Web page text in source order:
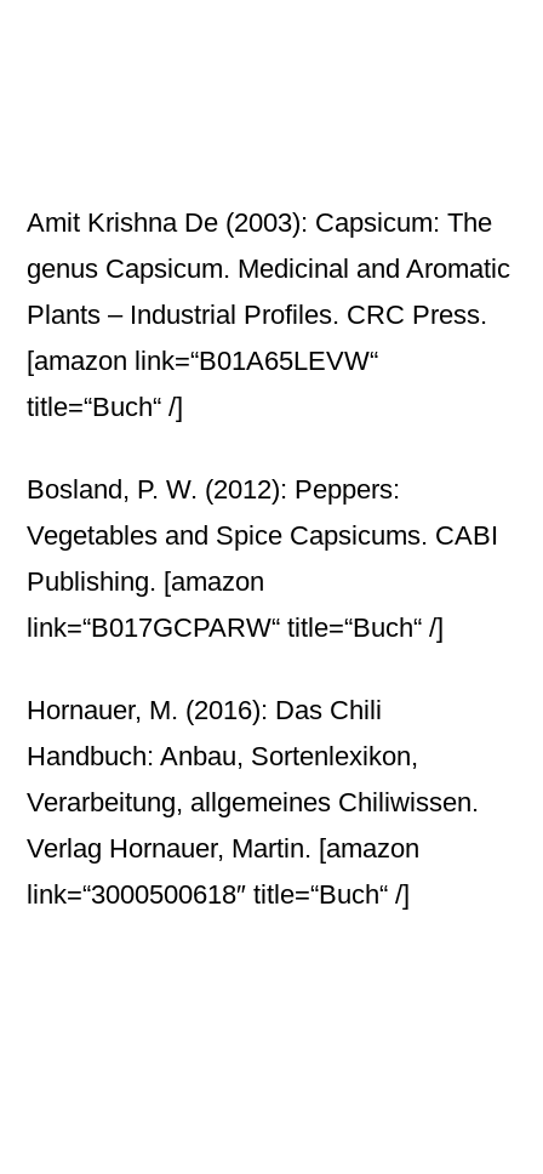
Amit Krishna De (2003): Capsicum: The
genus Capsicum. Medicinal and Aromatic
Plants – Industrial Profiles. CRC Press.
[amazon link=“B01A65LEVW“
title=“Buch“ /]
Bosland, P. W. (2012): Peppers:
Vegetables and Spice Capsicums. CABI
Publishing. [amazon
link=“B017GCPARW“ title=“Buch“ /]
Hornauer, M. (2016): Das Chili
Handbuch: Anbau, Sortenlexikon,
Verarbeitung, allgemeines Chiliwissen.
Verlag Hornauer, Martin. [amazon
link=“3000500618″ title=“Buch“ /]